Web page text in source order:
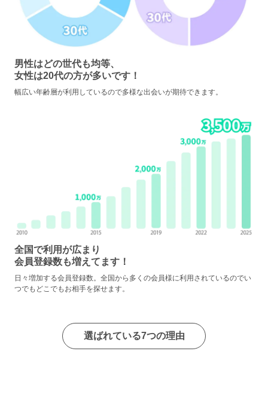
男性はどの世代も均等、
女性は20代の方が多いです！
幅広い年齢層が利用しているので多様な出会いが期待できます。
全国で利用が広まり
会員登録数も増えてます！
日々増加する会員登録数。全国から多くの会員様に利用されているのでい
つでもどこでもお相手を探せます。
選ばれている7つの理由